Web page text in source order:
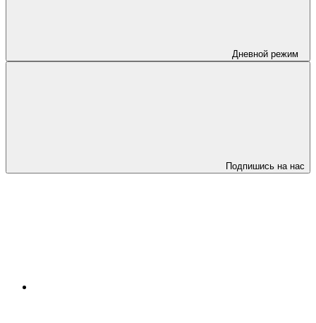
Дневной режим
Подпишись на нас